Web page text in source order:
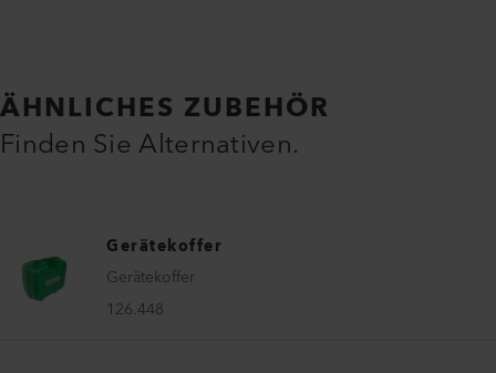
ÄHNLICHES ZUBEHÖR
Finden Sie Alternativen.
Gerätekoffer
Gerätekoffer
126.448